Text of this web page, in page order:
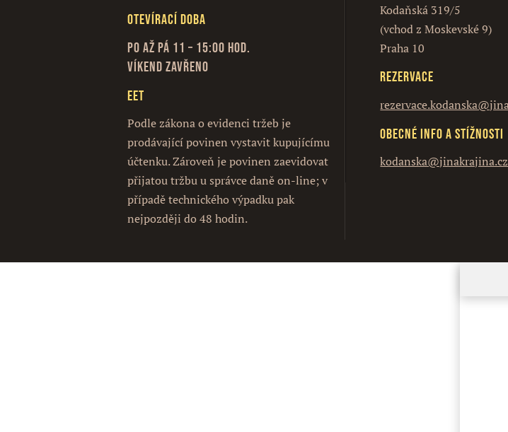
Otevírací doba
Po až Pá 11 – 15:00 hod.
Víkend zavřeno
EET
Podle zákona o evidenci tržeb je
prodávající povinen vystavit kupujícímu
účtenku. Zároveň je povinen zaevidovat
přijatou tržbu u správce daně on-line; v
případě technického výpadku pak
nejpozději do 48 hodin.
Kodaňská 319/5
(vchod z Moskevské 9)
Praha 10
Rezervace
Obecné info a stížnosti
kodanska@jinakrajina.cz